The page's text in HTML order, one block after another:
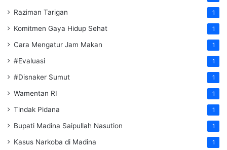
Raziman Tarigan 1
Komitmen Gaya Hidup Sehat 1
Cara Mengatur Jam Makan 1
#Evaluasi 1
#Disnaker Sumut 1
Wamentan RI 1
Tindak Pidana 1
Bupati Madina Saipullah Nasution 1
Kasus Narkoba di Madina 1